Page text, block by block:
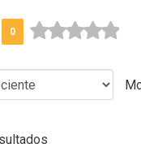
0 

